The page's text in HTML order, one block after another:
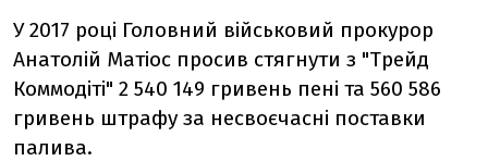
У 2017 році Головний військовий прокурор
Анатолій Матіос просив стягнути з "Трейд
Коммодіті" 2 540 149 гривень пені та 560 586
гривень штрафу за несвоєчасні поставки
палива.